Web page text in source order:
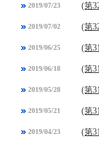
2019/07/23 (第
2019/07/02 (第
2019/06/25 (第
2019/06/18 (第
2019/05/28 (第
2019/05/21 (第
2019/04/23 (第